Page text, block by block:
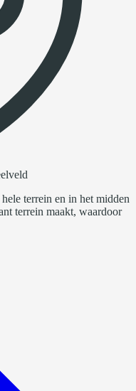
terrein en in het midden
terrein maakt, waardoor